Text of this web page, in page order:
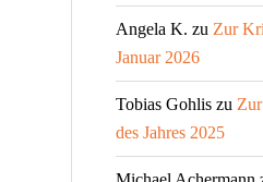
Angela K. zu Zur
Januar 2026
Tobias Gohlis zu
des Jahres 2025